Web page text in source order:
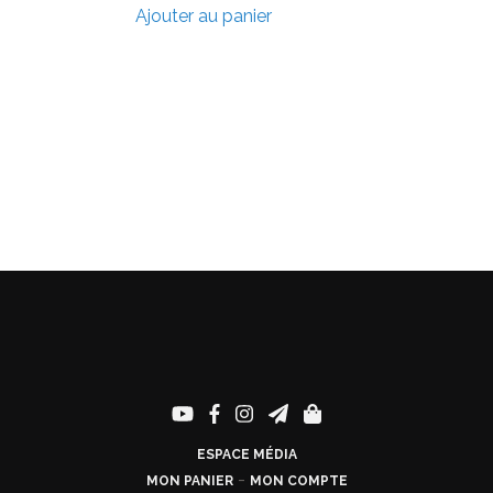
Ajouter au panier
ESPACE MÉDIA
MON PANIER- MON COMPTE